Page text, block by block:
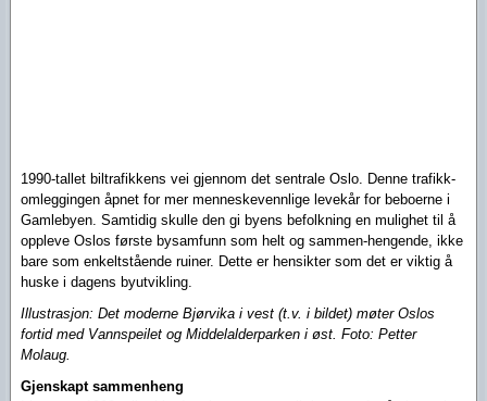
1990-tallet biltrafikkens vei gjennom det sentrale Oslo. Denne trafikk-
omleggingen åpnet for mer menneskevennlige levekår for beboerne i
Gamlebyen. Samtidig skulle den gi byens befolkning en mulighet til å
oppleve Oslos første bysamfunn som helt og sammen-hengende, ikke
bare som enkeltstående ruiner. Dette er hensikter som det er viktig å
huske i dagens byutvikling.
Illustrasjon: Det moderne Bjørvika i vest (t.v. i bildet) møter Oslos
fortid med Vannspeilet og Middelalderparken i øst. Foto: Petter
Molaug.
Gjenskapt sammenheng